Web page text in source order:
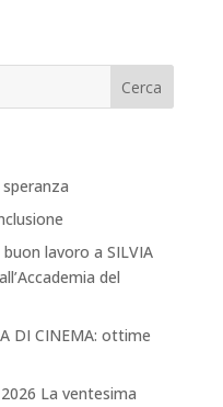
buon lavoro a SILVIA
del
DI CINEMA: ottime
La ventesima